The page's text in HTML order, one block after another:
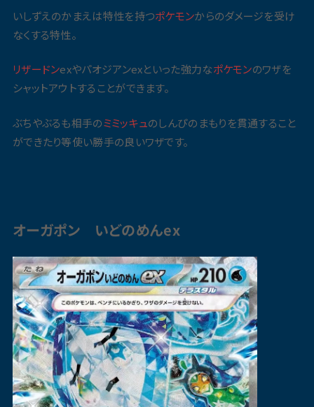
いしずえのかまえは特性を持つポケモンからのダメージを受け
なくする特性。
リザードンexやパオジアンexといった強力なポケモンのワザを
シャットアウトすることができます。
ぶちやぶるも相手のミミッキュのしんぴのまもりを貫通すること
ができたり等使い勝手の良いワザです。
オーガポン いどのめんex